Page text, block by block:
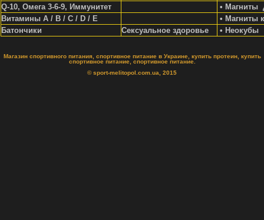
Q-10, Омега 3-6-9, Иммунитет
• Магниты
Витамины A / В / С / D / Е
• Магниты
Батончики
Сексуальное здоровье • Неокубы
Магазин спортивного питания, спортивное питание в Украине, купить протеин, купить
спортивное питание, спортивное питание.
© sport-melitopol.com.ua, 2015